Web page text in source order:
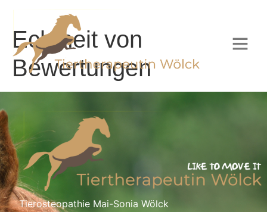
Echtheit von
Bewertungen
Tierosteopathie Mai-Sonia Wölck